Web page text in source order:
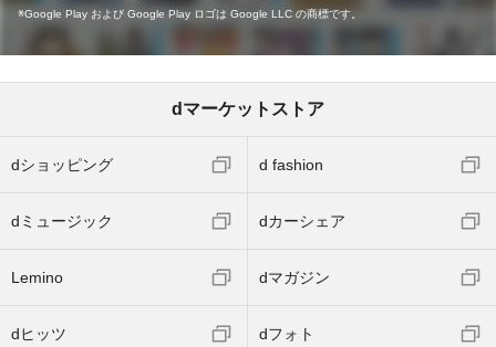
Google Play および Google Play ロゴは Google LLC の商標です。
dマーケットストア
dショッピング d fashion
dミュージック dカーシェア
Lemino dマガジン
dヒッツ dフォト